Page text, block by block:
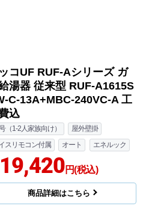
コUF RUF-Aシリーズ ガ
湯器 従来型 RUF-A1615S
C-13A+MBC-240VC-A 工
込
（1-2人家族向け）
屋外壁掛
スリモコン付属
オート エネルック
円(税込)
商品詳細はこちら